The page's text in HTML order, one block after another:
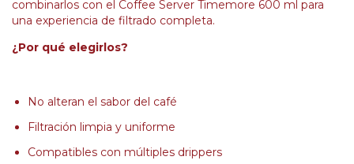
combinarlos con el Coffee Server Timemore 600 ml para
una experiencia de filtrado completa.
¿Por qué elegirlos?
No alteran el sabor del café
Filtración limpia y uniforme
Compatibles con múltiples drippers